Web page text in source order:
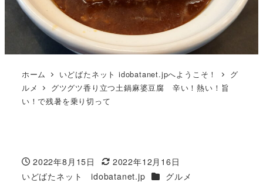
ホーム いどばたネット idobatanet.jpへようこそ！
グ
ルメ
グツグツ香り立つ土鍋麻婆豆腐 辛い！熱い！旨
い！で残暑を乗り切って
投稿日
2022年8月15日
更新日
2022年12月16日
著
いどばたネット idobatanet.jp カテゴリー
グルメ